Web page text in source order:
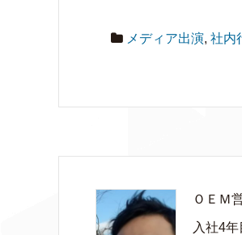
メディア出演, 社内
ＯＥＭ
入社4